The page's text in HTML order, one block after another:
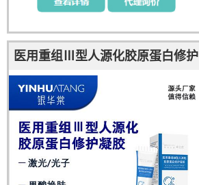
医用重组Ⅲ型人源化胶原蛋白修护
凝胶